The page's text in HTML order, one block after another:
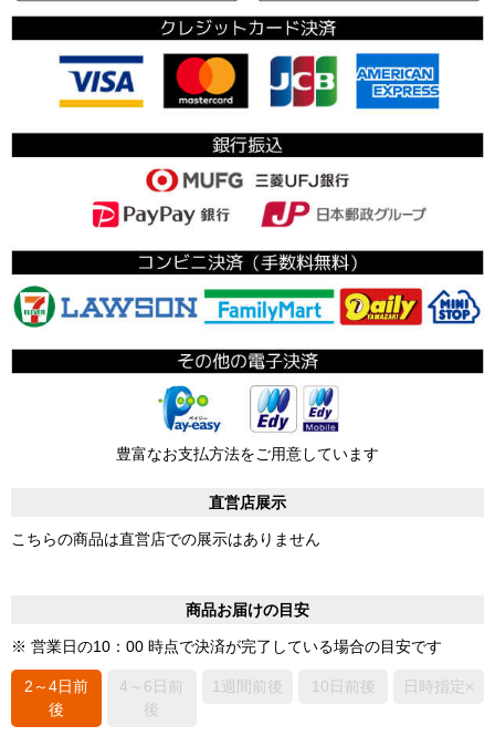
豊富なお支払方法をご用意しています
直営店展示
こちらの商品は直営店での展示はありません
商品お届けの目安
※ 営業日の10：00 時点で決済が完了している場合の目安です
2～4日前
後
4～6日前
後
1週間前後 10日前後 日時指定×